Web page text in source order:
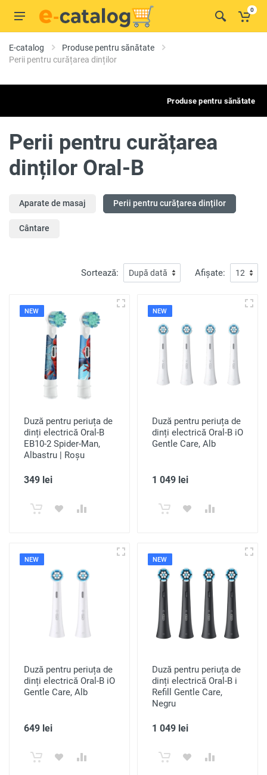
0
E-catalog
Produse pentru sănătate
Perii pentru curățarea dinților
Produse pentru sănătate
Perii pentru curățarea
dinților Oral-B
Aparate de masaj Perii pentru curățarea dinților
Cântare
Sortează: Afișate:
NEW
Duză pentru periuța de
dinți electrică Oral-B
EB10-2 Spider-Man,
Albastru | Roșu
349 lei
NEW
Duză pentru periuța de
dinți electrică Oral-B iO
Gentle Care, Alb
1 049 lei
NEW
Duză pentru periuța de
dinți electrică Oral-B iO
Gentle Care, Alb
649 lei
NEW
Duză pentru periuța de
dinți electrică Oral-B i
Refill Gentle Care,
Negru
1 049 lei